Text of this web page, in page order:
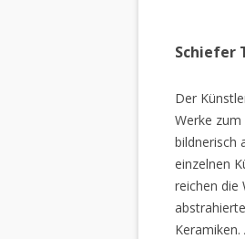
Schiefer
Der
Werke
bildnerisch
einzelnen
reichen die